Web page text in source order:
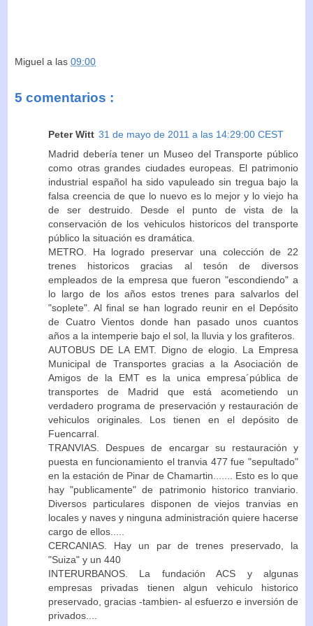
Miguel a las 09:00
5 comentarios :
Peter Witt 31 de mayo de 2011 a las 14:29:00 CEST
Madrid debería tener un Museo del Transporte público
como otras grandes ciudades europeas. El patrimonio
industrial español ha sido vapuleado sin tregua bajo la
falsa creencia de que lo nuevo es lo mejor y lo viejo ha
de ser destruido. Desde el punto de vista de la
conservación de los vehiculos historicos del transporte
público la situación es dramática.
METRO. Ha logrado preservar una colección de 22
trenes historicos gracias al tesón de diversos
empleados de la empresa que fueron "escondiendo" a
lo largo de los años estos trenes para salvarlos del
"soplete". Al final se han logrado reunir en el Depósito
de Cuatro Vientos donde han pasado unos cuantos
años a la intemperie bajo el sol, la lluvia y los grafiteros.
AUTOBUS DE LA EMT. Digno de elogio. La Empresa
Municipal de Transportes gracias a la Asociación de
Amigos de la EMT es la unica empresa´pública de
transportes de Madrid que está acometiendo un
verdadero programa de preservación y restauración de
vehiculos originales. Los tienen en el depósito de
Fuencarral.
TRANVIAS. Despues de encargar su restauración y
puesta en funcionamiento el tranvia 477 fue "sepultado"
en la estación de Pinar de Chamartin....... Esto es lo que
hay "publicamente" de patrimonio historico tranviario.
Diversos particulares disponen de viejos tranvias en
locales y naves y ninguna administración quiere hacerse
cargo de ellos.....
CERCANIAS. Hay un par de trenes preservado, la
"Suiza" y un 440
INTERURBANOS. La fundación ACS y algunas
empresas privadas tienen algun vehiculo historico
preservado, gracias -tambien- al esfuerzo e inversión de
privados....